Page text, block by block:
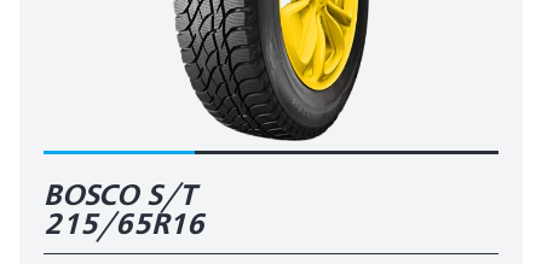
BOSCO S/T
215/65R16